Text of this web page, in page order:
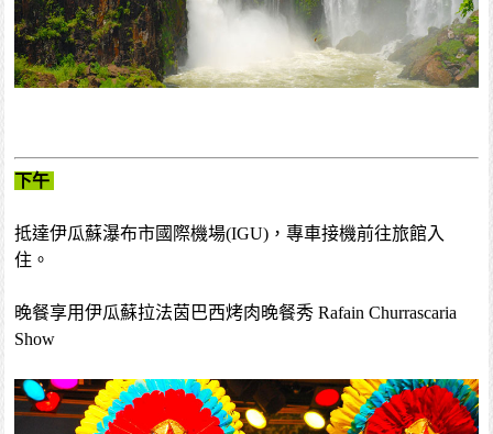
下午
抵達伊瓜蘇瀑布市國際機場(IGU)，專車接機前往旅館入
住。
晚餐享用伊瓜蘇拉法茵巴西烤肉晚餐秀 Rafain Churrascaria
Show